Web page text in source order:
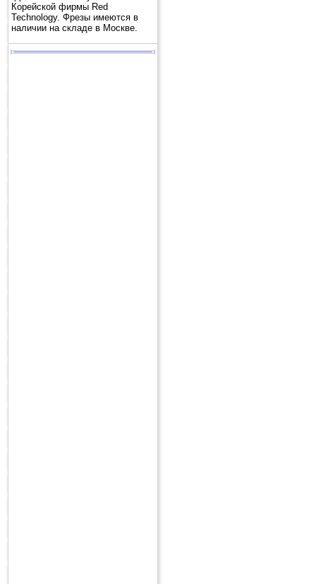
Корейской фирмы Red
Technology. Фрезы имеются в
наличии на складе в Москве.